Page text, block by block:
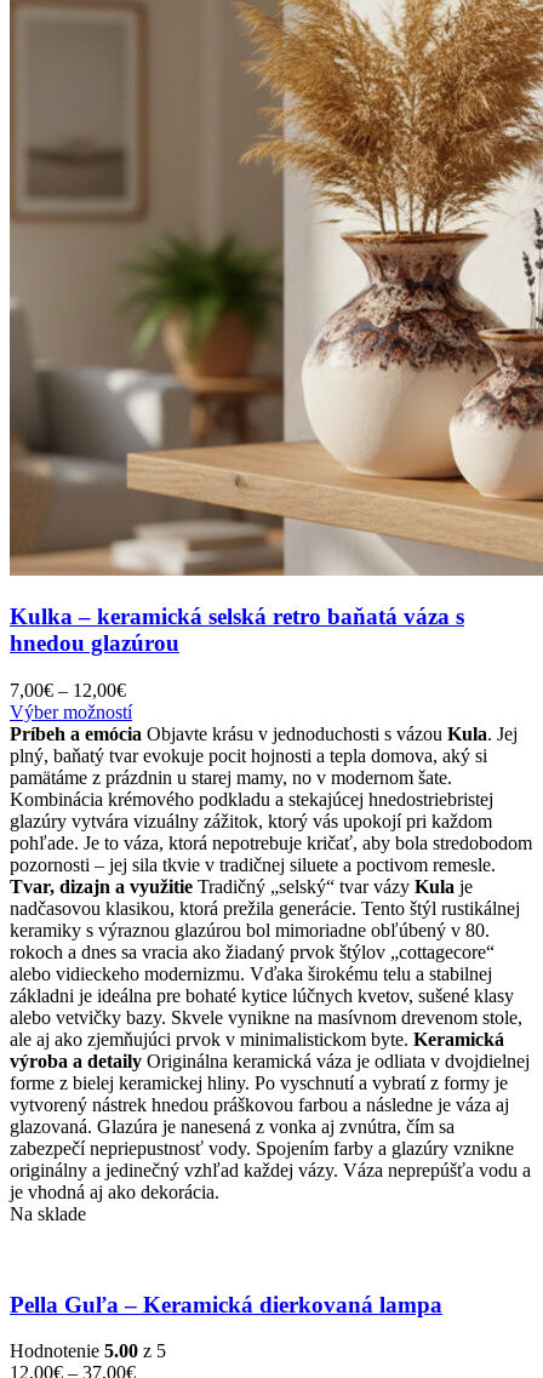
Kulka – keramická selská retro baňatá váza s
hnedou glazúrou
7,00€ – 12,00€Price
range:
7,00€
through
12,00€
Výber možnostíTento
produkt
má
viacero
variantov.
Možnosti
si
môžete
vybrať
na
stránke
produktu.
Príbeh a emócia Objavte krásu v jednoduchosti s vázou Kula. Jej
plný, baňatý tvar evokuje pocit hojnosti a tepla domova, aký si
pamätáme z prázdnin u starej mamy, no v modernom šate.
Kombinácia krémového podkladu a stekajúcej hnedostriebristej
glazúry vytvára vizuálny zážitok, ktorý vás upokojí pri každom
pohľade. Je to váza, ktorá nepotrebuje kričať, aby bola stredobodom
pozornosti – jej sila tkvie v tradičnej siluete a poctivom remesle.
Tvar, dizajn a využitie Tradičný „selský“ tvar vázy Kula je
nadčasovou klasikou, ktorá prežila generácie. Tento štýl rustikálnej
keramiky s výraznou glazúrou bol mimoriadne obľúbený v 80.
rokoch a dnes sa vracia ako žiadaný prvok štýlov „cottagecore“
alebo vidieckeho modernizmu. Vďaka širokému telu a stabilnej
základni je ideálna pre bohaté kytice lúčnych kvetov, sušené klasy
alebo vetvičky bazy. Skvele vynikne na masívnom drevenom stole,
ale aj ako zjemňujúci prvok v minimalistickom byte. Keramická
výroba a detaily Originálna keramická váza je odliata v dvojdielnej
forme z bielej keramickej hliny. Po vyschnutí a vybratí z formy je
vytvorený nástrek hnedou práškovou farbou a následne je váza aj
glazovaná. Glazúra je nanesená z vonka aj zvnútra, čím sa
zabezpečí nepriepustnosť vody. Spojením farby a glazúry vznikne
originálny a jedinečný vzhľad každej vázy. Váza neprepúšťa vodu a
je vhodná aj ako dekorácia.
Na sklade
Pella Guľa – Keramická dierkovaná lampa
Hodnotenie 5.00 z 5
12,00€ – 37,00€Price